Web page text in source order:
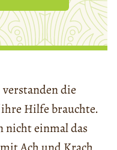
die
Hilfe brauchte.
nicht einmal das